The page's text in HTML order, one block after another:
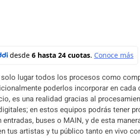
lugar todos los procesos como
poderlos incorporar en cada
es una realidad gracias al
en estos equipos podrás tener
buses o MAIN, y de esta
tus artistas y tu público tanto en vivo